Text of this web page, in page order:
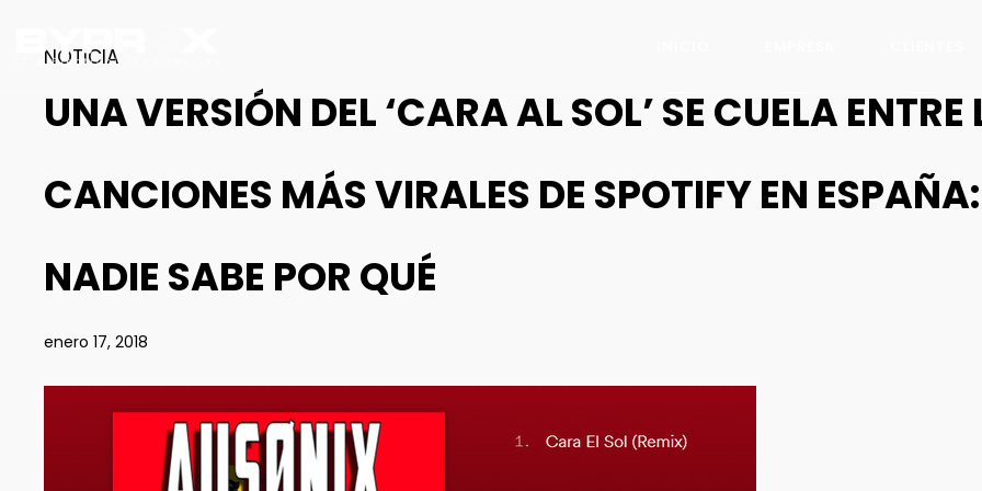
NOTICIA
UNA VERSIÓN DEL ‘CARA AL SOL’ SE CUELA ENTRE
CANCIONES MÁS VIRALES DE SPOTIFY EN ESPAÑA:
NADIE SABE POR QUÉ
enero 17, 2018